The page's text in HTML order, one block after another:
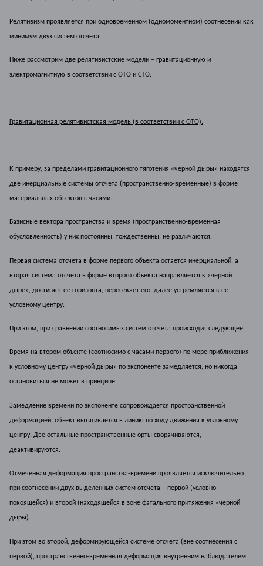
Релятивизм проявляется при одновременном (одномоментном) соотнесении как
минимум двух систем отсчета.
Ниже рассмотрим две релятивистские модели – гравитационную и
электромагнитную в соответствии с ОТО и СТО.
Гравитационная релятивистская модель (в соответствии с ОТО).
К примеру, за пределами гравитационного тяготения «черной дыры» находятся
две инерциальные системы отсчета (пространственно-временные) в форме
материальных объектов с часами.
Базисные вектора пространства и время (пространственно-временная
обусловленность) у них постоянны, тождественны, не различаются.
Первая система отсчета в форме первого объекта остается инерциальной, а
вторая система отсчета в форме второго объекта направляется к «черной
дыре», достигает ее горизонта, пересекает его, далее устремляется к ее
условному центру.
При этом, при сравнении соотносимых систем отсчета происходит следующее.
Время на втором объекте (соотносимо с часами первого) по мере приближения
к условному центру «черной дыры» по экспоненте замедляется, но никогда
остановиться не может в принципе.
Замедление времени по экспоненте сопровождается пространственной
деформацией, объект вытягивается в линию по ходу движения к условному
центру. Две остальные пространственные орты сворачиваются,
деактивируются.
Отмеченная деформация пространства-времени проявляется исключительно
при соотнесении двух выделенных систем отсчета – первой (условно
покоящейся) и второй (находящейся в зоне фатального притяжения «черной
дыры).
При этом во второй, деформирующейся системе отсчета (вне соотнесения с
первой), пространственно-временная деформация внутренним наблюдателем